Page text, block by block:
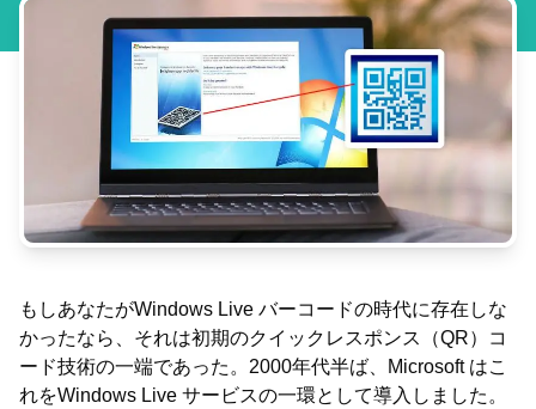
もしあなたがWindows Live バーコードの時代に存在しな
かったなら、それは初期のクイックレスポンス（QR）コ
ード技術の一端であった。2000年代半ば、Microsoft はこ
れをWindows Live サービスの一環として導入しました。